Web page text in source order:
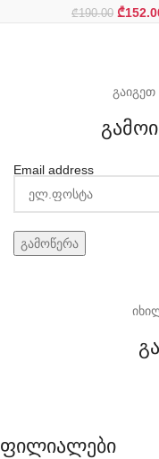
₾190.00 ₾
Email address
ფილიალები